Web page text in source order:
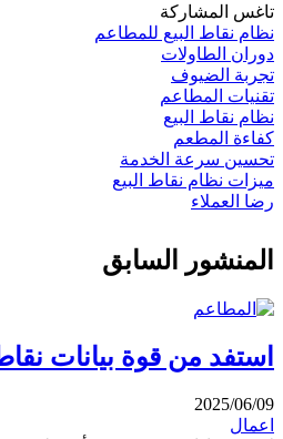
تاغس المشاركة
نظام نقاط البيع للمطاعم
دوران الطاولات
تجربة الضيوف
تقنيات المطاعم
نظام نقاط البيع
كفاءة المطعم
تحسين سرعة الخدمة
ميزات نظام نقاط البيع
رضا العملاء
المنشور السابق
استفد من قوة بيانات
2025/06/09
اعمال